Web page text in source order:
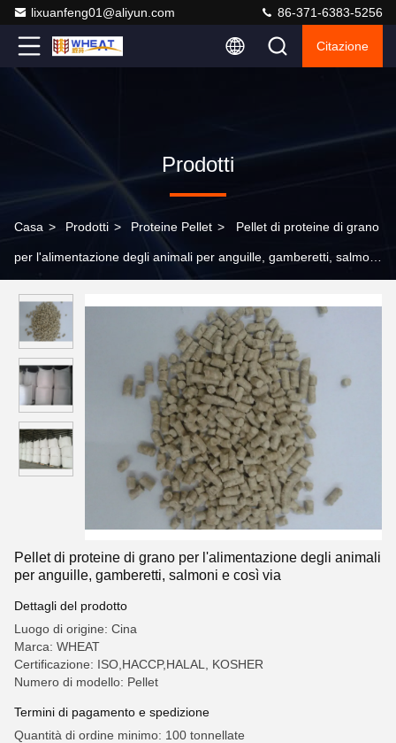
lixuanfeng01@aliyun.com 86-371-6383-5256
Citazione
Prodotti
Casa > Prodotti > Proteine Pellet > Pellet di proteine di grano
per l'alimentazione degli animali per anguille, gamberetti, salmoni
Pellet di proteine di grano per l'alimentazione degli animali
per anguille, gamberetti, salmoni e così via
Dettagli del prodotto
Luogo di origine: Cina
Marca: WHEAT
Certificazione: ISO,HACCP,HALAL, KOSHER
Numero di modello: Pellet
Termini di pagamento e spedizione
Quantità di ordine minimo: 100 tonnellate